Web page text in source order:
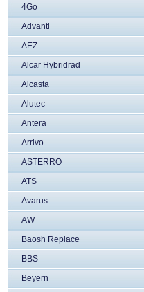
4Go
Advanti
AEZ
Alcar Hybridrad
Alcasta
Alutec
Antera
Arrivo
ASTERRO
ATS
Avarus
AW
Baosh Replace
BBS
Beyern